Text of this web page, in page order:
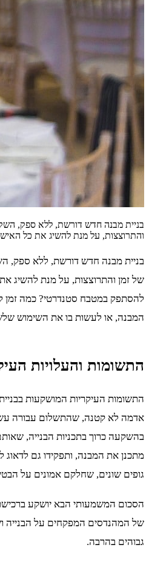
בניית מבנה חדש דורשת, ללא ספק,
והתרוצצות, על מנת להשיג את כל
בניית מבנה חדש דורשת, ללא ספק,
של זמן והתרוצצות, על מנת להשיג
להסתפק במטבח סטנדרטי? כמה זמן
המבנה, או לעשות בו את השימוש
התשומות והעלויות
התשומות העיקריות המושקעות
אדמה לא קטנה, שהתשלום עבורה
בהשקעה כרוך בתכניות הבנייה,
מתכנן את המבנה, ותפקידו גם לדאוג
גופים שונים, שחלקם אמונים על
הסכום המשמעותי הבא יושקע
של המהנדסים המפקחים על הבנייה
גבוהים בהרבה.